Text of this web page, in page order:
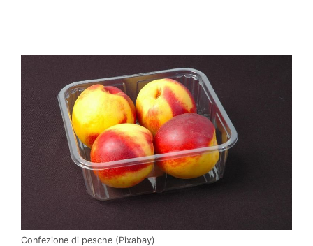
Confezione di pesche (Pixabay)